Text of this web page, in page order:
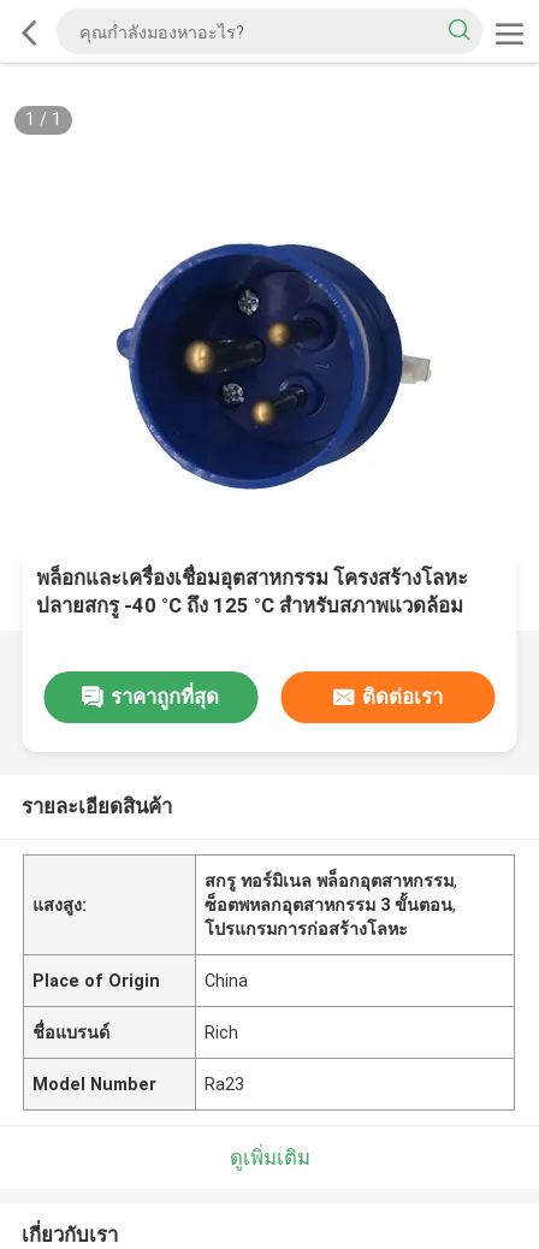
1 / 1
พล็อกและเครื่องเชื่อมอุตสาหกรรม โครงสร้างโลหะ
ปลายสกรู -40 °C ถึง 125 °C สําหรับสภาพแวดล้อม
ราคาถูกที่สุด ติดต่อเรา
รายละเอียดสินค้า
แสงสูง:
สกรู ทอร์มิเนล พล็อกอุตสาหกรรม,
ซ็อตพหลกอุตสาหกรรม 3 ขั้นตอน,
โปรแกรมการก่อสร้างโลหะ
Place of Origin China
ชื่อแบรนด์ Rich
Model Number Ra23
ดูเพิ่มเติม
เกี่ยวกับเรา